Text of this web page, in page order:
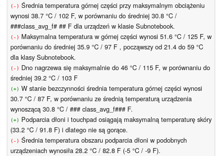
(-) Średnia temperatura górnej części przy maksymalnym obciążeniu
wynosi 38.7 °C / 102 F, w porównaniu do średniej 30.8 °C /
###class_avg_f# ## F dla urządzeń w klasie Subnotebook.
(-) Maksymalna temperatura w górnej części wynosi 51.6 °C / 125 F, w
porównaniu do średniej 35.9 °C / 97 F , począwszy od 21.4 do 59 °C
dla klasy Subnotebook.
(-) Dno nagrzewa się maksymalnie do 46 °C / 115 F, w porównaniu do
średniej 39.2 °C / 103 F
(+) W stanie bezczynności średnia temperatura górnej części wynosi
30.7 °C / 87 F, w porównaniu ze średnią temperaturą urządzenia
wynoszącą 30.8 °C / ### class_avg_f### F.
(+) Podparcia dłoni i touchpad osiągają maksymalną temperaturę skóry
(33.2 °C / 91.8 F) i dlatego nie są gorące.
(-) Średnia temperatura obszaru podparcia dłoni w podobnych
urządzeniach wynosiła 28.2 °C / 82.8 F (-5 °C / -9 F).